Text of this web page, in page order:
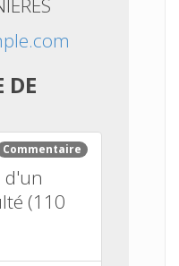
DE
Commentaire
d'un
(110